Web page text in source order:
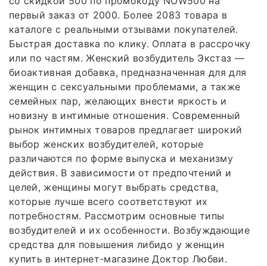
первый заказ от 2000. Более 2083 товара в
каталоге с реальными отзывами покупателей.
Быстрая доставка по клику. Оплата в рассрочку
или по частям. Женский возбудитель Экстаз ―
биоактивная добавка, предназначенная для для
женщин с сексуальными проблемами, а также
семейных пар, желающих внести яркость и
новизну в интимные отношения. Современный
рынок интимных товаров предлагает широкий
выбор женских возбудителей, которые
различаются по форме выпуска и механизму
действия. В зависимости от предпочтений и
целей, женщины могут выбрать средства,
которые лучше всего соответствуют их
потребностям. Рассмотрим основные типы
возбудителей и их особенности. Возбуждающие
средства для повышения либидо у женщин
купить в интернет-магазине Доктор Любви.